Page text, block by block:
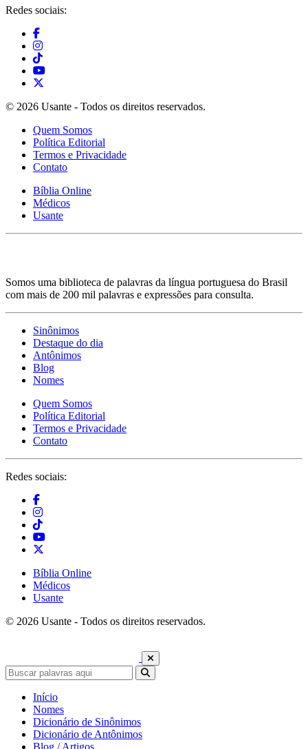
Redes sociais:
© 2026 Usante - Todos os direitos reservados.
Quem Somos
Política Editorial
Termos e Privacidade
Contato
Bíblia Online
Médicos
Usante
Somos uma biblioteca de palavras da língua portuguesa do Brasil
com mais de 200 mil palavras e expressões para consulta.
Sinônimos
Destaque do dia
Antônimos
Blog
Nomes
Quem Somos
Política Editorial
Termos e Privacidade
Contato
Redes sociais:
Bíblia Online
Médicos
Usante
© 2026 Usante - Todos os direitos reservados.
Início
Nomes
Dicionário de Sinônimos
Dicionário de Antônimos